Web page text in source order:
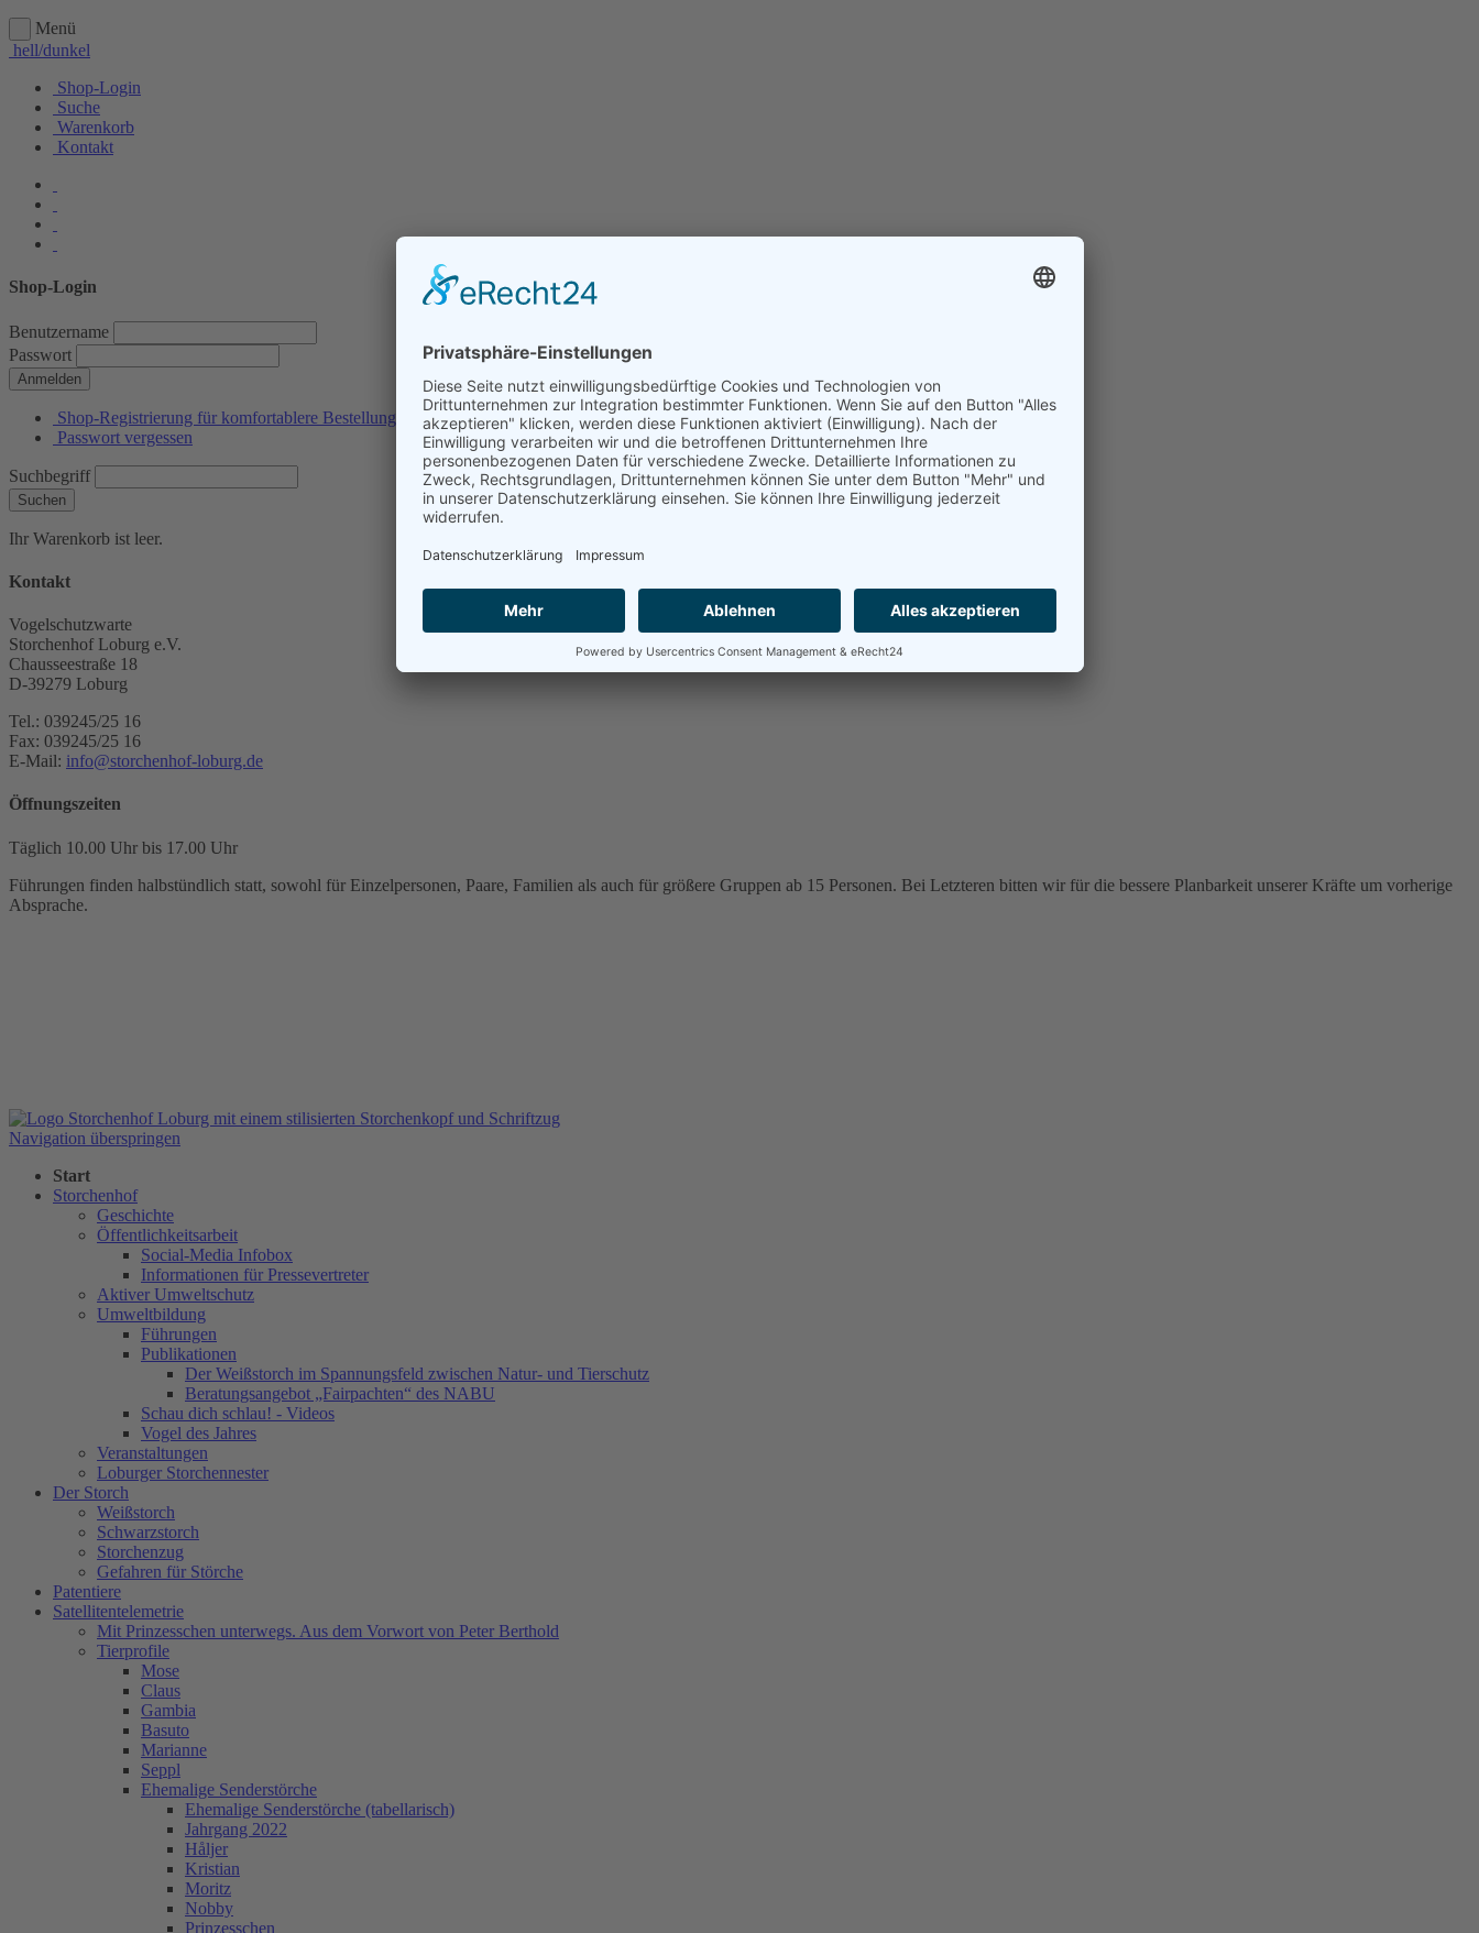
Menü
hell/dunkel
Shop-Login
Suche
Warenkorb
Kontakt
Shop-Login
Benutzername
Passwort
Anmelden
Shop-Registrierung für komfortablere Bestellungen
Passwort vergessen
Suchbegriff
Suchen
Ihr Warenkorb ist leer.
Kontakt
Vogelschutzwarte
Storchenhof Loburg e.V.
Chausseestraße 18
D-39279 Loburg
Tel.: 039245/25 16
Fax: 039245/25 16
E-Mail: info@storchenhof-loburg.de
Öffnungszeiten
Täglich 10.00 Uhr bis 17.00 Uhr
Führungen finden halbstündlich statt, sowohl für Einzelpersonen, Paare, Familien als auch für größere Gruppen ab 15 Personen. Bei Letzteren bitten wir für die bessere Planbarkeit unserer Kräfte um vorherige
Absprache.
Navigation überspringen
Start
Storchenhof
Geschichte
Öffentlichkeitsarbeit
Social-Media Infobox
Informationen für Pressevertreter
Aktiver Umweltschutz
Umweltbildung
Führungen
Publikationen
Der Weißstorch im Spannungsfeld zwischen Natur- und Tierschutz
Beratungsangebot „Fairpachten“ des NABU
Schau dich schlau! - Videos
Vogel des Jahres
Veranstaltungen
Loburger Storchennester
Der Storch
Weißstorch
Schwarzstorch
Storchenzug
Gefahren für Störche
Patentiere
Satellitentelemetrie
Mit Prinzesschen unterwegs. Aus dem Vorwort von Peter Berthold
Tierprofile
Mose
Claus
Gambia
Basuto
Marianne
Seppl
Ehemalige Senderstörche
Ehemalige Senderstörche (tabellarisch)
Jahrgang 2022
Håljer
Kristian
Moritz
Nobby
Prinzesschen